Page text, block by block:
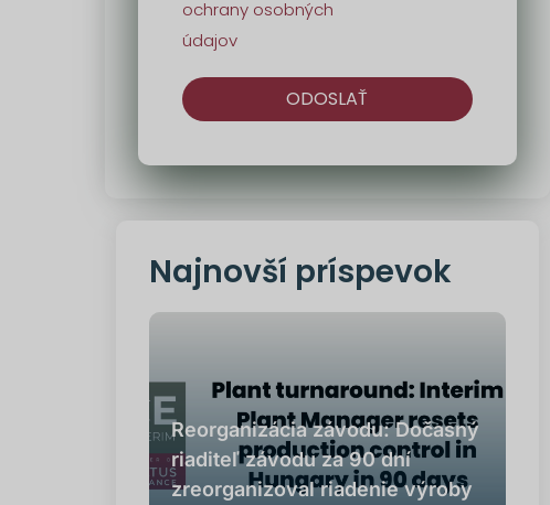
ochrany osobných
údajov
ODOSLAŤ
Najnovší príspevok
Reorganizácia závodu: Dočasný
riaditeľ závodu za 90 dní
zreorganizoval riadenie výroby